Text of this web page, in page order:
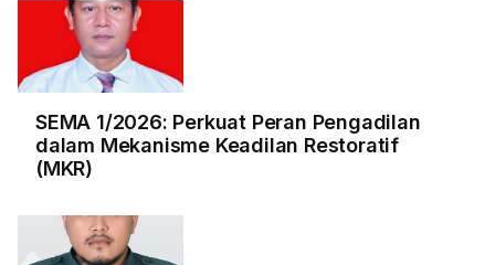
SEMA 1/2026: Perkuat Peran Pengadilan
dalam Mekanisme Keadilan Restoratif
(MKR)